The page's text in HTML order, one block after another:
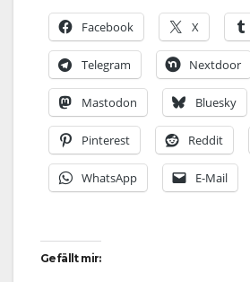
Facebook X
Telegram Nextdoor
Mastodon Bluesky
Pinterest Reddit
WhatsApp E-Mail
Gefällt mir: